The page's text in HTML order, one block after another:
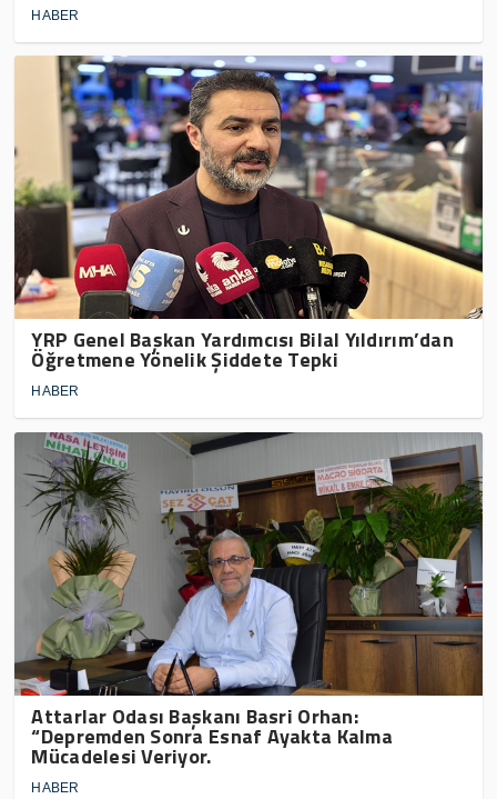
HABER
YRP Genel Başkan Yardımcısı Bilal Yıldırım’dan
Öğretmene Yönelik Şiddete Tepki
HABER
Attarlar Odası Başkanı Basri Orhan:
“Depremden Sonra Esnaf Ayakta Kalma
Mücadelesi Veriyor.
HABER